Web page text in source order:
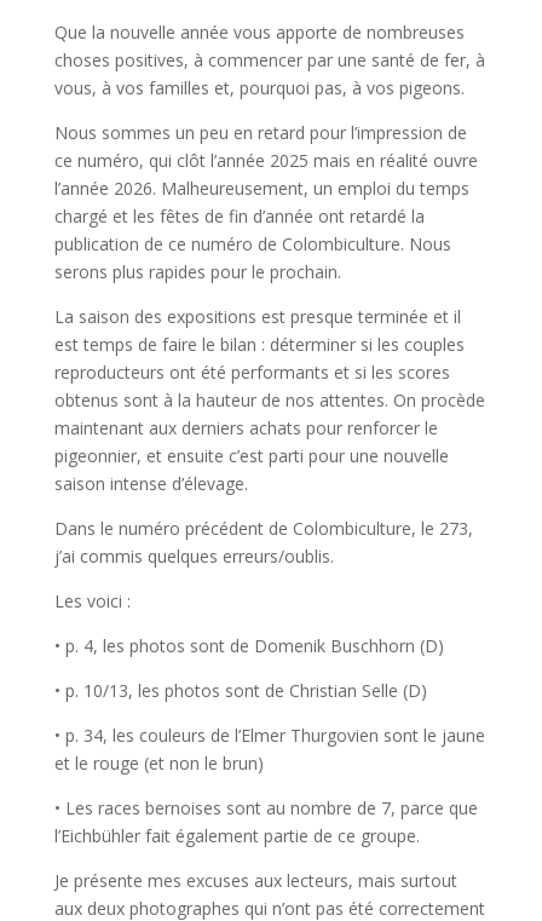
Que la nouvelle année vous apporte de nombreuses
choses positives, à commencer par une santé de fer, à
vous, à vos familles et, pourquoi pas, à vos pigeons.
Nous sommes un peu en retard pour l’impression de
ce numéro, qui clôt l’année 2025 mais en réalité ouvre
l’année 2026. Malheureusement, un emploi du temps
chargé et les fêtes de fin d’année ont retardé la
publication de ce numéro de Colombiculture. Nous
serons plus rapides pour le prochain.
La saison des expositions est presque terminée et il
est temps de faire le bilan : déterminer si les couples
reproducteurs ont été performants et si les scores
obtenus sont à la hauteur de nos attentes. On procède
maintenant aux derniers achats pour renforcer le
pigeonnier, et ensuite c’est parti pour une nouvelle
saison intense d’élevage.
Dans le numéro précédent de Colombiculture, le 273,
j’ai commis quelques erreurs/oublis.
Les voici :
• p. 4, les photos sont de Domenik Buschhorn (D)
• p. 10/13, les photos sont de Christian Selle (D)
• p. 34, les couleurs de l’Elmer Thurgovien sont le jaune
et le rouge (et non le brun)
• Les races bernoises sont au nombre de 7, parce que
l’Eichbühler fait également partie de ce groupe.
Je présente mes excuses aux lecteurs, mais surtout
aux deux photographes qui n’ont pas été correctement